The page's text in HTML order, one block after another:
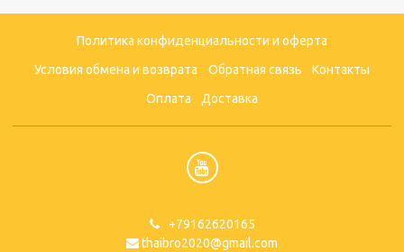
Политика конфиденциальности и оферта
Условия обмена и возврата Обратная связь Контакты
Оплата Доставка
+79162620165
thaibro2020@gmail.com